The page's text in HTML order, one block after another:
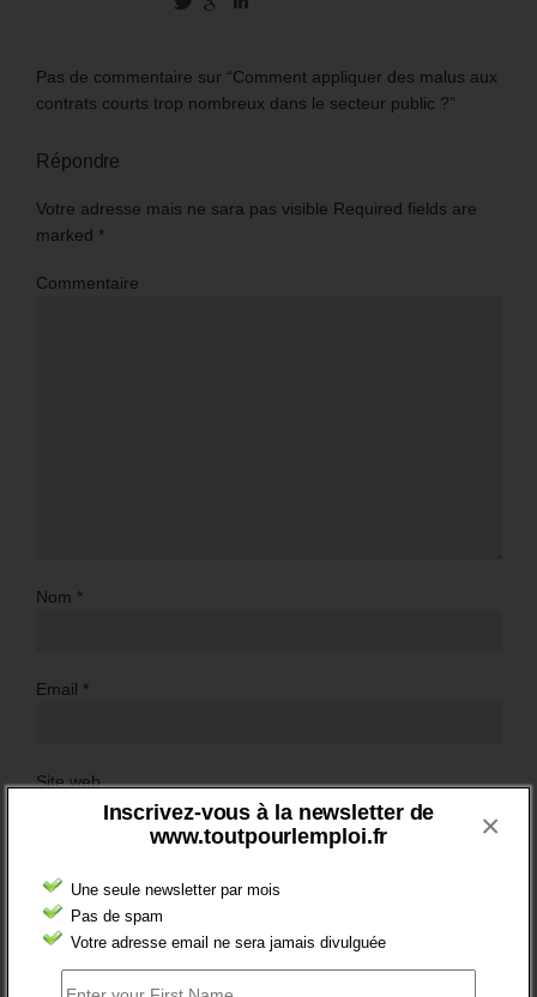
Inscrivez-vous à la newsletter de
www.toutpourlemploi.fr
Une seule newsletter par mois
Pas de spam
Votre adresse email ne sera jamais divulguée
×
Pas de commentaire sur “Comment appliquer des malus aux
contrats courts trop nombreux dans le secteur public ?”
Répondre
Votre adresse mais ne sara pas visible Required fields are
marked *
Commentaire
Nom *
Email *
Site web